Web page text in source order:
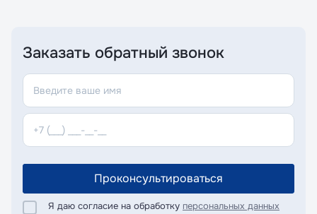
Заказать обратный звонок
Проконсультироваться
Я даю согласие на обработку персональных данных